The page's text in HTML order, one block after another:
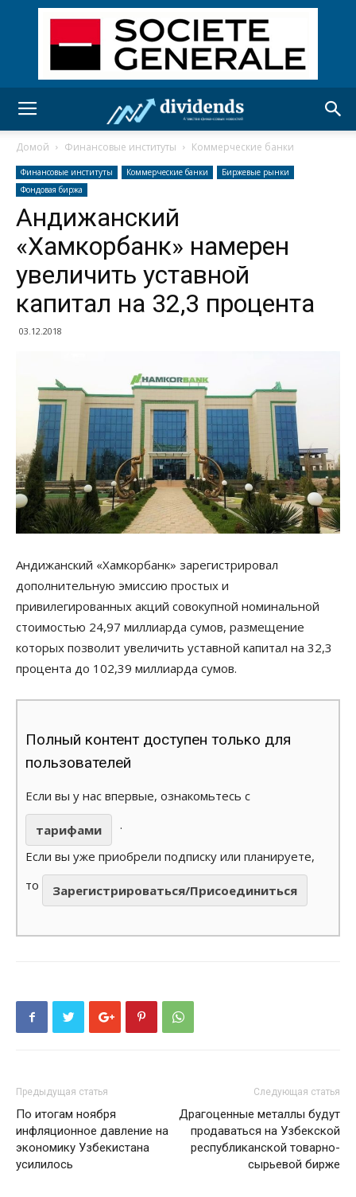
Домой Финансовые институты Коммерческие банки
Финансовые институты Коммерческие банки
Биржевые рынки
Фондовая биржа
Андижанский
«Хамкорбанк» намерен
увеличить уставной
капитал на 32,3 процента
03.12.2018
Андижанский «Хамкорбанк» зарегистрировал
дополнительную эмиссию простых и
привилегированных акций совокупной номинальной
стоимостью 24,97 миллиарда сумов, размещение
которых позволит увеличить уставной капитал на 32,3
процента до 102,39 миллиарда сумов.
Полный контент доступен только для
пользователей
Если вы у нас впервые, ознакомьтесь с
тарифами
.
Если вы уже приобрели подписку или планируете,
то
Зарегистрироваться/Присоединиться
Предыдущая статья
По итогам ноября
инфляционное давление на
экономику Узбекистана
усилилось
Следующая статья
Драгоценные металлы будут
продаваться на Узбекской
республиканской товарно-
сырьевой бирже